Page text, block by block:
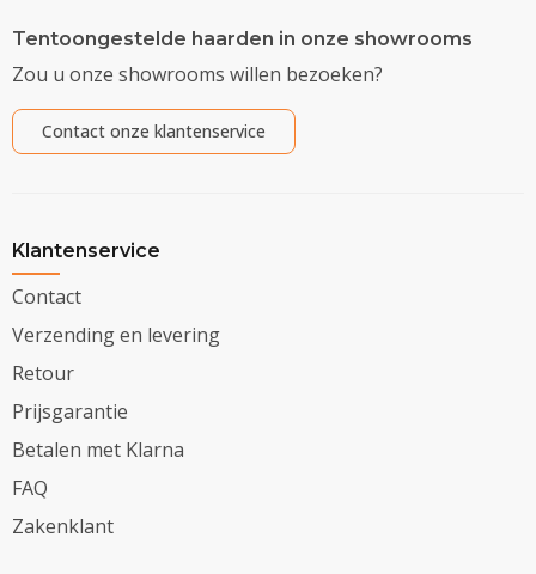
Tentoongestelde haarden in onze showrooms
Zou u onze showrooms willen bezoeken?
Contact onze klantenservice
Klantenservice
Contact
Verzending en levering
Retour
Prijsgarantie
Betalen met Klarna
FAQ
Zakenklant